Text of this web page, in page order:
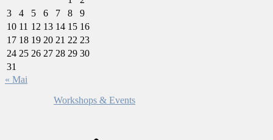
3
4 5 6 7 8
9
10 11 12 13 14 15 16
17 18 19 20 21 22 23
24 25 26 27 28 29 30
31
« Mai
Workshops & Events